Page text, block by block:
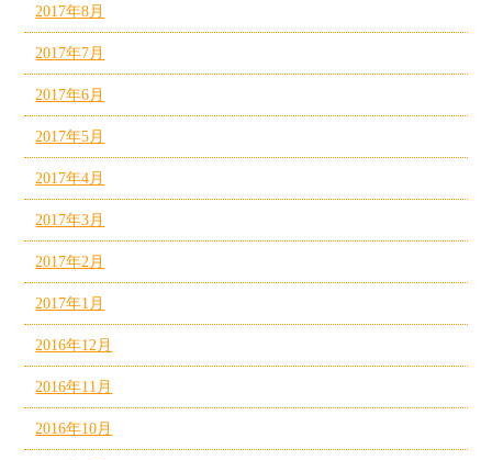
2017年8月
2017年7月
2017年6月
2017年5月
2017年4月
2017年3月
2017年2月
2017年1月
2016年12月
2016年11月
2016年10月